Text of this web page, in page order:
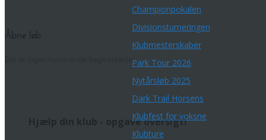
Championpokalen
Divisionsturneringen
Klubmesterskaber
Park Tour 2026
Nytårsløb 2025
Dark Trail Horsens
Klubfest for voksne
Klubture
Der er ingen kommende begivenheder.
Hjælp din klub - opgave oversigt!